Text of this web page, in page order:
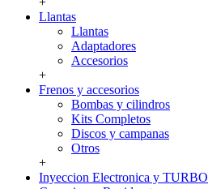
Llantas
Llantas
Adaptadores
Accesorios
+
Frenos y accesorios
Bombas y cilindros
Kits Completos
Discos y campanas
Otros
+
Inyeccion Electronica y TURBO